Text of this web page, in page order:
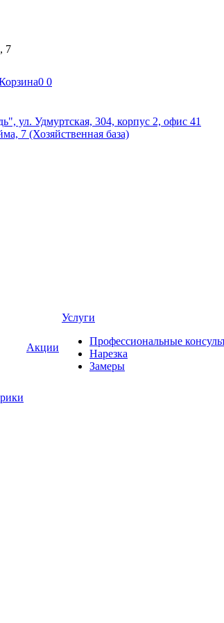
7
0 0
ул. Удмуртская, 304, корпус 2, офис 41
7 (Хозяйственная база)
Акции
Услуги
Профессиональные
Нарезка
Замеры